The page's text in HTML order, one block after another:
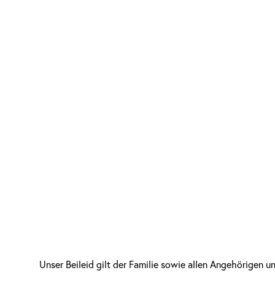
Unser Beileid gilt der Familie sowie allen Angehörigen